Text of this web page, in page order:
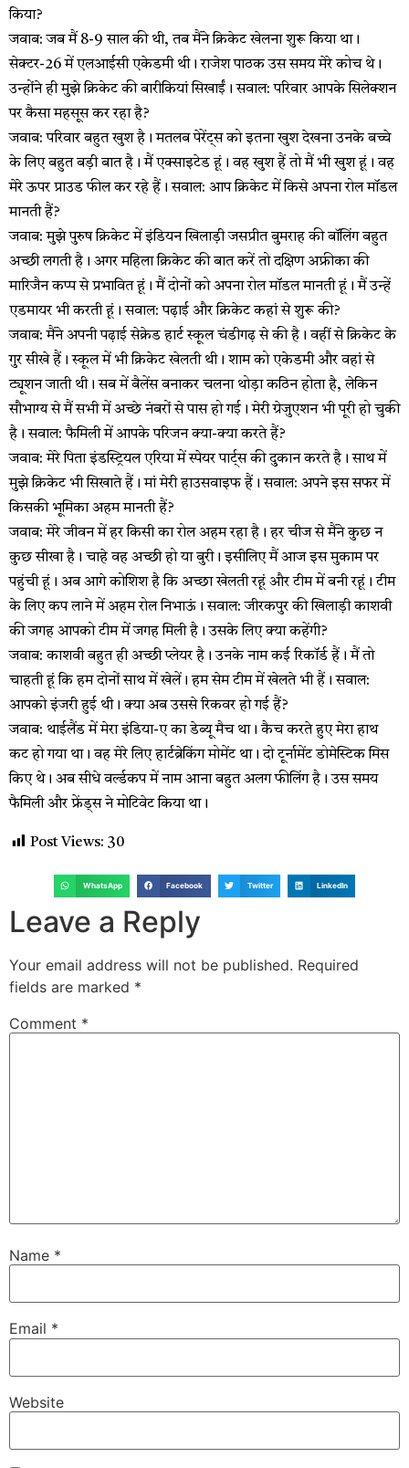
किया?
जवाब: जब मैं 8-9 साल की थी, तब मैंने क्रिकेट खेलना शुरू किया था।
सेक्टर-26 में एलआईसी एकेडमी थी। राजेश पाठक उस समय मेरे कोच थे।
उन्होंने ही मुझे क्रिकेट की बारीकियां सिखाईं। सवाल: परिवार आपके सिलेक्शन
पर कैसा महसूस कर रहा है?
जवाब: परिवार बहुत खुश है। मतलब पेरेंट्स को इतना खुश देखना उनके बच्चे
के लिए बहुत बड़ी बात है। मैं एक्साइटेड हूं। वह खुश हैं तो मैं भी खुश हूं। वह
मेरे ऊपर प्राउड फील कर रहे हैं। सवाल: आप क्रिकेट में किसे अपना रोल मॉडल
मानती हैं?
जवाब: मुझे पुरुष क्रिकेट में इंडियन खिलाड़ी जसप्रीत बुमराह की बॉलिंग बहुत
अच्छी लगती है। अगर महिला क्रिकेट की बात करें तो दक्षिण अफ्रीका की
मारिजैन कप्प से प्रभावित हूं। मैं दोनों को अपना रोल मॉडल मानती हूं। मैं उन्हें
एडमायर भी करती हूं। सवाल: पढ़ाई और क्रिकेट कहां से शुरू की?
जवाब: मैंने अपनी पढ़ाई सेक्रेड हार्ट स्कूल चंडीगढ़ से की है। वहीं से क्रिकेट के
गुर सीखे हैं। स्कूल में भी क्रिकेट खेलती थी। शाम को एकेडमी और वहां से
ट्यूशन जाती थी। सब में बैलेंस बनाकर चलना थोड़ा कठिन होता है, लेकिन
सौभाग्य से मैं सभी में अच्छे नंबरों से पास हो गई। मेरी ग्रेजुएशन भी पूरी हो चुकी
है। सवाल: फैमिली में आपके परिजन क्या-क्या करते हैं?
जवाब: मेरे पिता इंडस्ट्रियल एरिया में स्पेयर पार्ट्स की दुकान करते है। साथ में
मुझे क्रिकेट भी सिखाते हैं। मां मेरी हाउसवाइफ हैं। सवाल: अपने इस सफर में
किसकी भूमिका अहम मानती हैं?
जवाब: मेरे जीवन में हर किसी का रोल अहम रहा है। हर चीज से मैंने कुछ न
कुछ सीखा है। चाहे वह अच्छी हो या बुरी। इसीलिए मैं आज इस मुकाम पर
पहुंची हूं। अब आगे कोशिश है कि अच्छा खेलती रहूं और टीम में बनी रहूं। टीम
के लिए कप लाने में अहम रोल निभाऊं। सवाल: जीरकपुर की खिलाड़ी काशवी
की जगह आपको टीम में जगह मिली है। उसके लिए क्या कहेंगी?
जवाब: काशवी बहुत ही अच्छी प्लेयर है। उनके नाम कई रिकॉर्ड हैं। मैं तो
चाहती हूं कि हम दोनों साथ में खेलें। हम सेम टीम में खेलते भी हैं। सवाल:
आपको इंजरी हुई थी। क्या अब उससे रिकवर हो गई हैं?
जवाब: थाईलैंड में मेरा इंडिया-ए का डेब्यू मैच था। कैच करते हुए मेरा हाथ
कट हो गया था। वह मेरे लिए हार्टब्रेकिंग मोमेंट था। दो टूर्नामेंट डोमेस्टिक मिस
किए थे। अब सीधे वर्ल्डकप में नाम आना बहुत अलग फीलिंग है। उस समय
फैमिली और फ्रेंड्स ने मोटिवेट किया था।
Post Views: 30
WhatsApp Facebook Twitter LinkedIn
Leave a Reply
Your email address will not be published. Required
fields are marked *
Comment *
Name *
Email *
Website